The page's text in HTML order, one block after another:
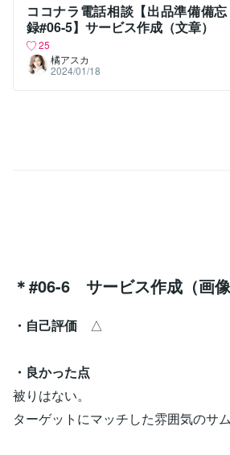
ココナラ電話相談【出品準備備忘
録#06-5】サービス作成（文章）
25
橘アスカ
2024/01/18
＊#06-6 サービス作成（画像
・自己評価 △
・良かった点
被りはない。
ターゲットにマッチした雰囲気のサ